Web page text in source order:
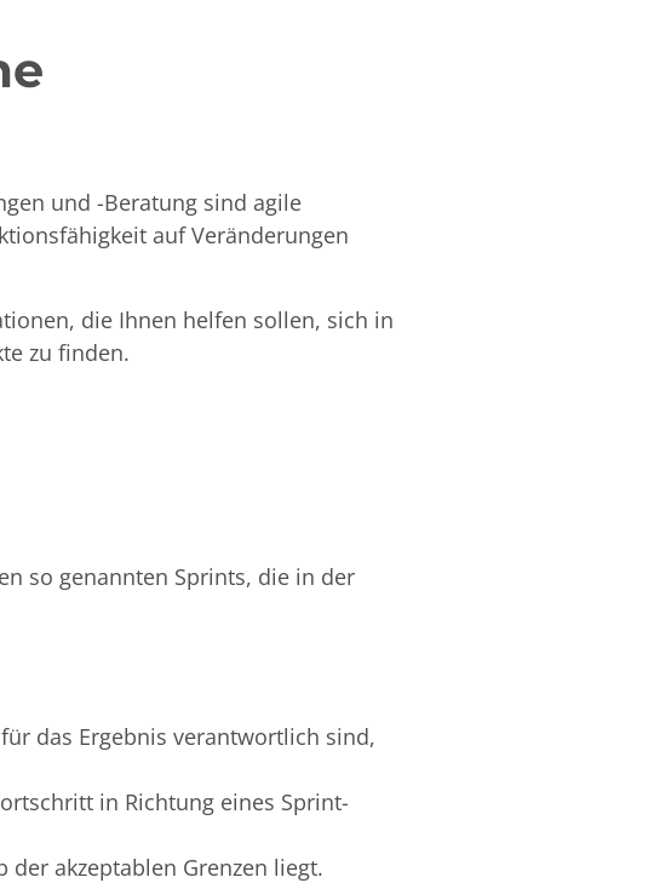
und -Beratung sind agile
auf Veränderungen
die Ihnen helfen sollen, sich in
zu finden.
so genannten Sprints, die in der
das Ergebnis verantwortlich sind,
in Richtung eines Sprint-
der akzeptablen Grenzen liegt.